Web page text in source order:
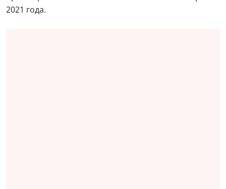
2021 года.